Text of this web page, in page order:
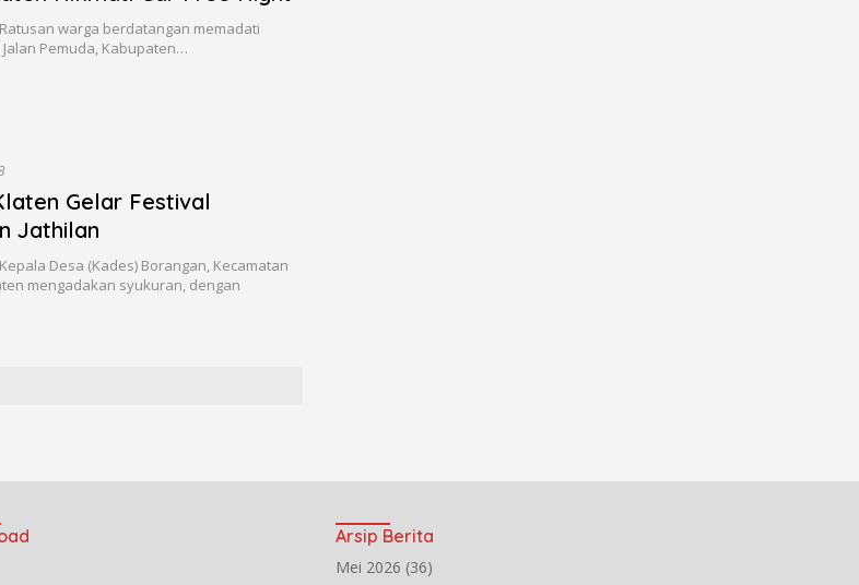
warga berdatangan memadati
Jalan Pemuda, Kabupaten…
Gelar Festival
Jathilan
Desa (Kades) Borangan, Kecamatan
mengadakan syukuran, dengan
Arsip Berita
Mei 2026 (36)